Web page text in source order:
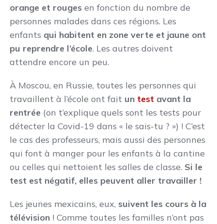
orange et rouges en fonction du nombre de
personnes malades dans ces régions. Les
enfants qui habitent en zone verte et jaune ont
pu reprendre l’école. Les autres doivent
attendre encore un peu.
À Moscou, en Russie, toutes les personnes qui
travaillent à l’école ont fait un test avant la
rentrée (on t’explique quels sont les tests pour
détecter la Covid-19 dans « le sais-tu ? ») ! C’est
le cas des professeurs, mais aussi des personnes
qui font à manger pour les enfants à la cantine
ou celles qui nettoient les salles de classe. Si le
test est négatif, elles peuvent aller travailler !
Les jeunes mexicains, eux, suivent les cours à la
télévision ! Comme toutes les familles n’ont pas